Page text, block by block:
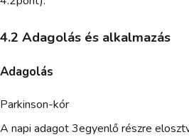
4.2 Adagolás és alkalmazás
Adagolás
Parkinson-kór
A napi adagot 3egyenlő részre